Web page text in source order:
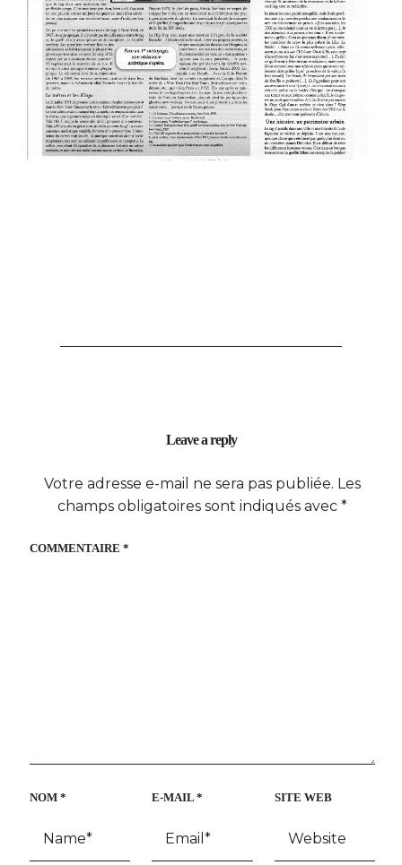
Leave a reply
Votre adresse e-mail ne sera pas publiée. Les
champs obligatoires sont indiqués avec *
COMMENTAIRE *
NOM * E-MAIL* SITE WEB